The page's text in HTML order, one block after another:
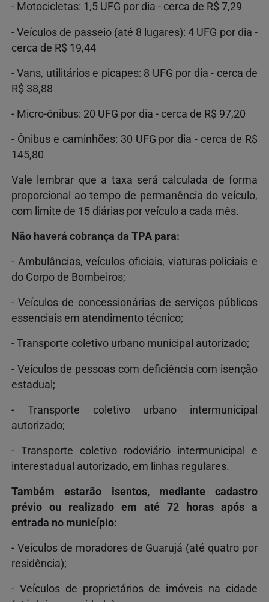
- Motocicletas: 1,5 UFG por dia - cerca de R$ 7,29
- Veículos de passeio (até 8 lugares): 4 UFG por dia -
cerca de R$ 19,44
- Vans, utilitários e picapes: 8 UFG por dia - cerca de
R$ 38,88
- Micro-ônibus: 20 UFG por dia - cerca de R$ 97,20
- Ônibus e caminhões: 30 UFG por dia - cerca de R$
145,80
Vale lembrar que a taxa será calculada de forma
proporcional ao tempo de permanência do veículo,
com limite de 15 diárias por veículo a cada mês.
Não haverá cobrança da TPA para:
- Ambulâncias, veículos oficiais, viaturas policiais e
do Corpo de Bombeiros;
- Veículos de concessionárias de serviços públicos
essenciais em atendimento técnico;
- Transporte coletivo urbano municipal autorizado;
- Veículos de pessoas com deficiência com isenção
estadual;
- Transporte coletivo urbano intermunicipal
autorizado;
- Transporte coletivo rodoviário intermunicipal e
interestadual autorizado, em linhas regulares.
Também estarão isentos, mediante cadastro
prévio ou realizado em até 72 horas após a
entrada no município:
- Veículos de moradores de Guarujá (até quatro por
residência);
- Veículos de proprietários de imóveis na cidade